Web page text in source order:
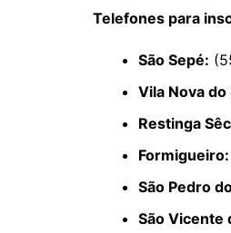
Telefones para
São Sepé:
Vila Nova do
Restinga
Formigueiro:
São Pedro
São Vicente